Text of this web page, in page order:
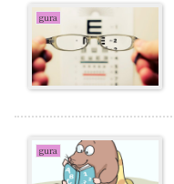
gura
gura